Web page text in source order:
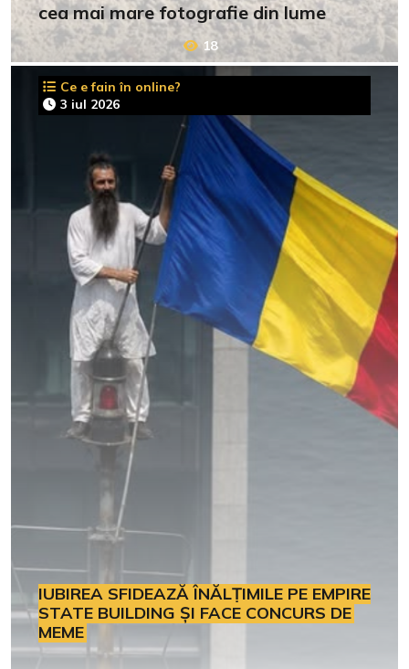
cea mai mare fotografie din lume
18
Ce e fain în online?
3 iul 2026
IUBIREA SFIDEAZĂ ÎNĂLȚIMILE PE EMPIRE
STATE BUILDING ȘI FACE CONCURS DE
MEME